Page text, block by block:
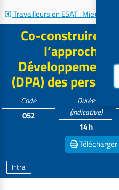
Travailleurs en ESAT : Mieux...
Co-construire le
l’approche
Développement
(DPA) des
Code
052
Durée
(indicative)
14 h
Télécharger
Intra